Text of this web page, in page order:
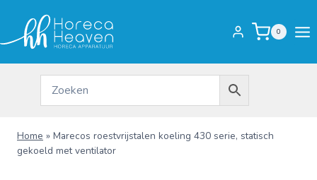
inhoud
0
Home » Marecos roestvrijstalen koeling 430 serie, statisch
gekoeld met ventilator